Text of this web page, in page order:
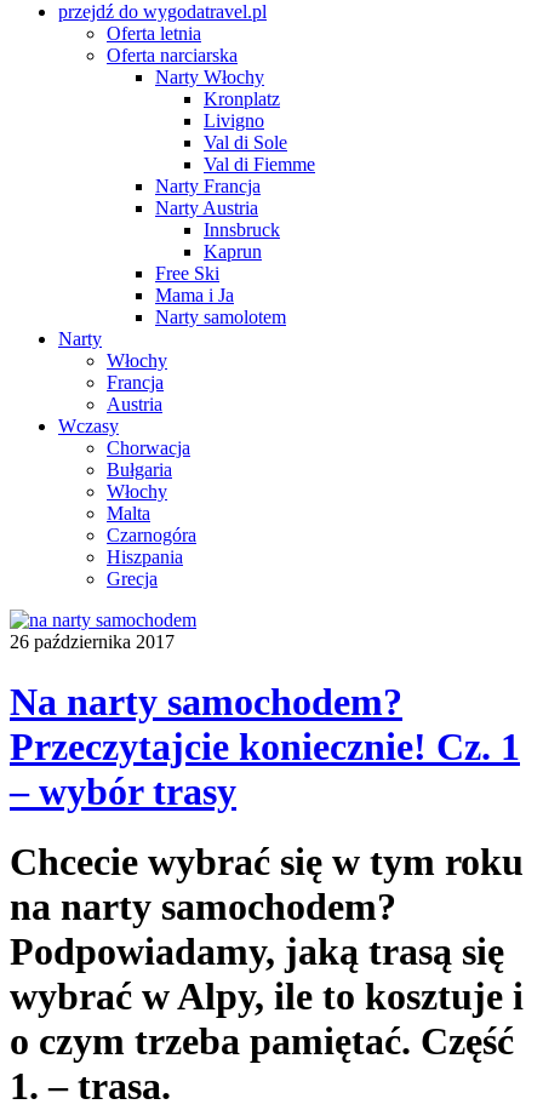
przejdź do wygodatravel.pl
Oferta letnia
Oferta narciarska
Narty Włochy
Kronplatz
Livigno
Val di Sole
Val di Fiemme
Narty Francja
Narty Austria
Innsbruck
Kaprun
Free Ski
Mama i Ja
Narty samolotem
Narty
Włochy
Francja
Austria
Wczasy
Chorwacja
Bułgaria
Włochy
Malta
Czarnogóra
Hiszpania
Grecja
26 października 2017
Na narty samochodem?
Przeczytajcie koniecznie! Cz. 1
– wybór trasy
Chcecie wybrać się w tym roku
na narty samochodem?
Podpowiadamy, jaką trasą się
wybrać w Alpy, ile to kosztuje i
o czym trzeba pamiętać. Część
1. – trasa.